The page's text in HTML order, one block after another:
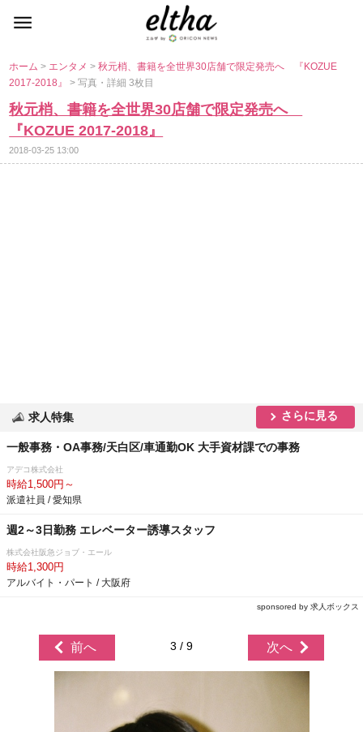
ホーム> エンタメ>秋元梢、書籍を全世界30店舗で限定発売へ 『KOZUE
2017-2018』> 写真・詳細 3枚目
秋元梢、書籍を全世界30店舗で限定発売へ
『KOZUE 2017-2018』
2018-03-25 13:00
求人特集 さらに見る
一般事務・OA事務/天白区/車通勤OK 大手資材課での事務
アデコ株式会社
時給1,500円～
派遣社員 / 愛知県
週2～3日勤務 エレベーター誘導スタッフ
株式会社阪急ジョブ・エール
時給1,300円
アルバイト・パート / 大阪府
sponsored by 求人ボックス
前へ 3 / 9 次へ